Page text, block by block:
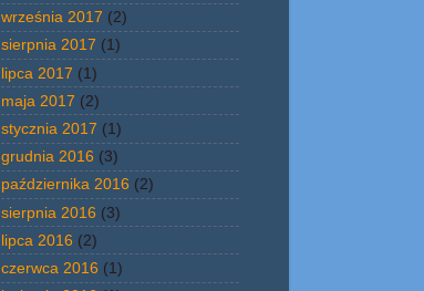
września 2017 (2)
sierpnia 2017 (1)
lipca 2017 (1)
maja 2017 (2)
stycznia 2017 (1)
grudnia 2016 (3)
października 2016 (2)
sierpnia 2016 (3)
lipca 2016 (2)
czerwca 2016 (1)